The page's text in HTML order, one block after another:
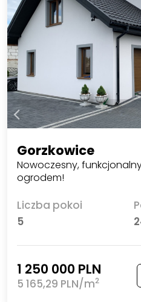
Gorzkowice
Nowoczesny,
ogrodem!
Liczba pokoi
5
1 250 000 PLN
5 165,29 PLN/m2